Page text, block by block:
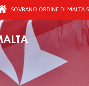
SOVRANO ORDINE DI MALTA